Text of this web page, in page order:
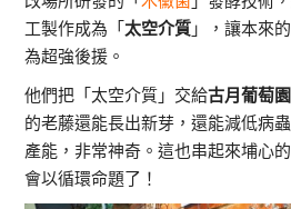
工製作成為「 太空介質 」，讓本來
為超強後援。
他們把「太空介質」交給古月葡萄園
的老藤還能長出新芽，還能減低病
產能，非常神奇。這也串起來埔心
會以循環命題了！